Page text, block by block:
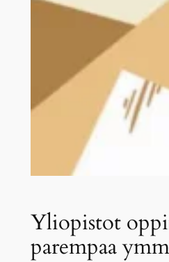
Yliopistot
parempaa